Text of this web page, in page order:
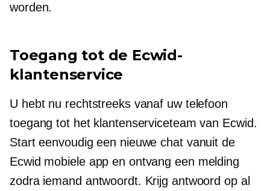
worden.
Toegang tot de Ecwid-
klantenservice
U hebt nu rechtstreeks vanaf uw telefoon
toegang tot het klantenserviceteam van Ecwid.
Start eenvoudig een nieuwe chat vanuit de
Ecwid mobiele app en ontvang een melding
zodra iemand antwoordt. Krijg antwoord op al